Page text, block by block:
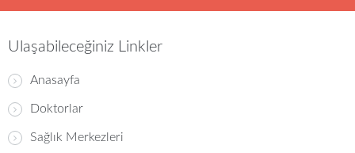
Ulaşabileceğiniz Linkler
Anasayfa
Doktorlar
Sağlık Merkezleri